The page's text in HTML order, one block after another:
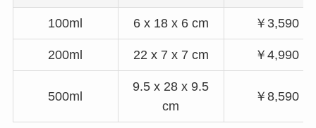
100ml 6 x 18 x 6 cm ￥3,590
200ml 22 x 7 x 7 cm ￥4,990
500ml
9.5 x 28 x 9.5
cm
￥8,590